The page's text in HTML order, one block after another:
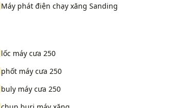
Máy phát điện chạy xăng Sanding
lốc máy cưa 250
phốt máy cưa 250
buly máy cưa 250